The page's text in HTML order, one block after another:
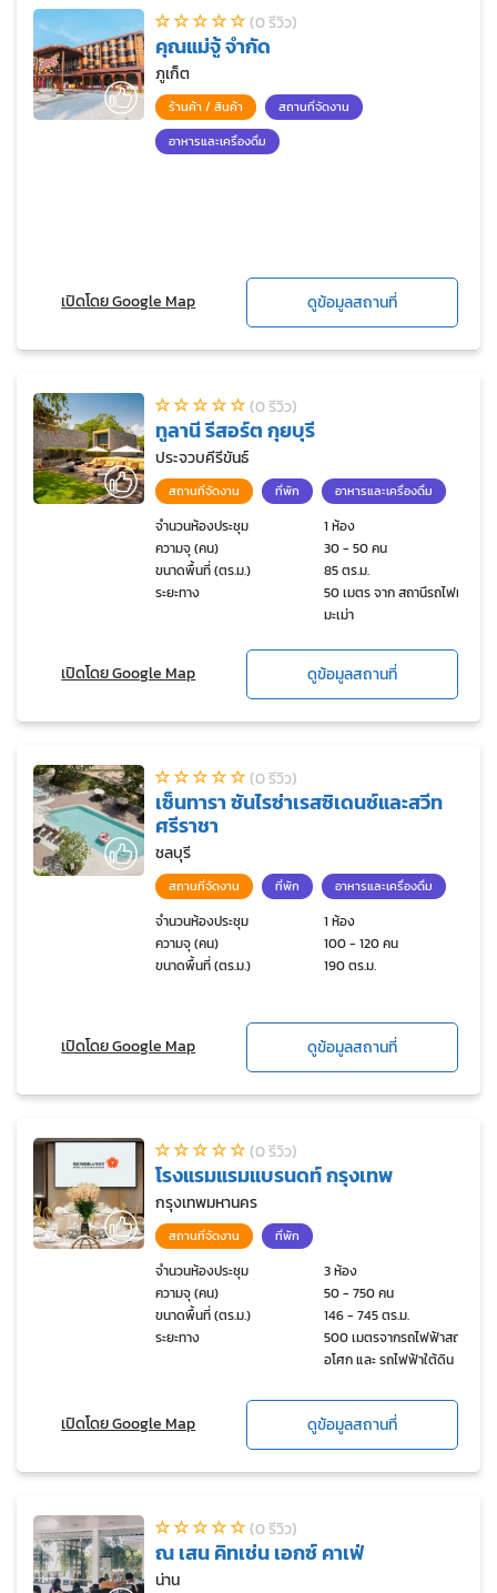
(0 รีวิว)
คุณแม่จู้ จำกัด
ภูเก็ต
ร้านค้า / สินค้า
สถานที่จัดงาน
อาหารและเครื่องดื่ม
เปิดโดย Google Map ดูข้อมูลสถานที่
(0 รีวิว)
ทูลานี รีสอร์ต กุยบุรี
ประจวบคีรีขันธ์
สถานที่จัดงาน ที่พัก อาหารและเครื่องดื่ม
จำนวนห้องประชุม
1 ห้อง
ความจุ (คน)
30 - 50 คน
ขนาดพื้นที่ (ตร.ม.)
85 ตร.ม.
ระยะทาง
50 เมตร จาก สถานีรถไฟทุ่ง
มะเม่า
เปิดโดย Google Map ดูข้อมูลสถานที่
(0 รีวิว)
เซ็นทารา ซันไรซ่าเรสซิเดนซ์และสวีท
ศรีราชา
ชลบุรี
สถานที่จัดงาน ที่พัก อาหารและเครื่องดื่ม
จำนวนห้องประชุม
1 ห้อง
ความจุ (คน)
100 - 120 คน
ขนาดพื้นที่ (ตร.ม.)
190 ตร.ม.
เปิดโดย Google Map ดูข้อมูลสถานที่
(0 รีวิว)
โรงแรมแรมแบรนดท์ กรุงเทพ
กรุงเทพมหานคร
สถานที่จัดงาน ที่พัก
จำนวนห้องประชุม
3 ห้อง
ความจุ (คน)
50 - 750 คน
ขนาดพื้นที่ (ตร.ม.)
146 - 745 ตร.ม.
ระยะทาง
500 เมตรจากรถไฟฟ้าสถานี
อโศก และ รถไฟฟ้าใต้ดิน
เปิดโดย Google Map ดูข้อมูลสถานที่
(0 รีวิว)
ณ เสน คิทเช่น เอกซ์ คาเฟ่
น่าน